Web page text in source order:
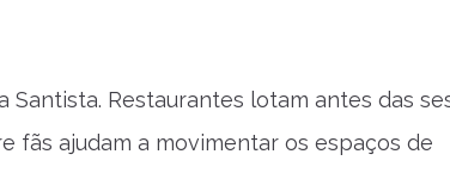
Restaurantes lotam antes das
fãs ajudam a movimentar os espaços de